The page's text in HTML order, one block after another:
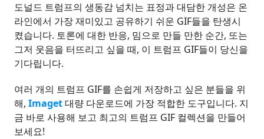
도널드 트럼프의 생동감 넘치는 표정과 대담한 개성은 온
라인에서 가장 재미있고 공유하기 쉬운 GIF들을 탄생시
켰습니다. 토론에 대한 반응, 밈으로 만들 만한 순간, 또는
그저 웃음을 터뜨리고 싶을 때, 이 트럼프 GIF들이 당신을
기다립니다.
여러 개의 트럼프 GIF를 손쉽게 저장하고 싶은 분들을 위
해, Imaget대량 다운로드에 가장 적합한 도구입니다. 지
금 바로 사용해 보고 최고의 트럼프 GIF 컬렉션을 만들어
보세요!